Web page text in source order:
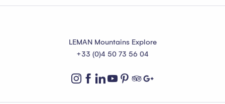
LEMAN Mountains Explore
+33 (0)4 50 73 56 04